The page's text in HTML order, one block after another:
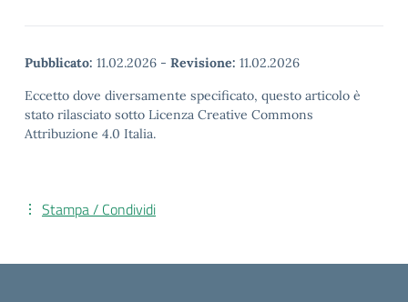
Pubblicato: 11.02.2026 - Revisione: 11.02.2026
Eccetto dove diversamente specificato, questo articolo è
stato rilasciato sotto Licenza Creative Commons
Attribuzione 4.0 Italia.
Stampa / Condividi